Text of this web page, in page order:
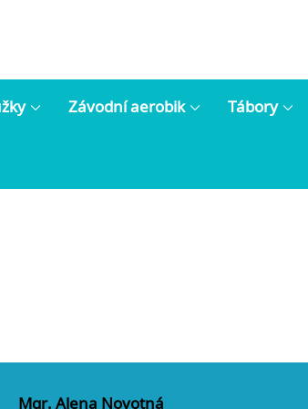
Závodní aerobik Tábory
Mgr. Alena Novotná